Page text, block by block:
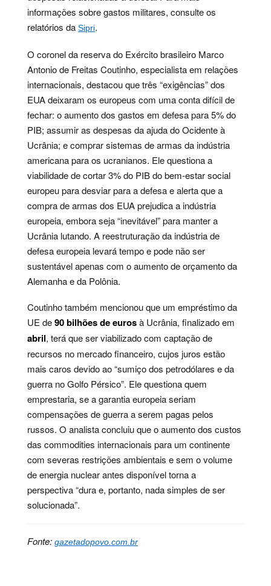
informações sobre gastos militares, consulte os
relatórios da Sipri.
O coronel da reserva do Exército brasileiro Marco
Antonio de Freitas Coutinho, especialista em relações
internacionais, destacou que três “exigências” dos
EUA deixaram os europeus com uma conta difícil de
fechar: o aumento dos gastos em defesa para 5% do
PIB; assumir as despesas da ajuda do Ocidente à
Ucrânia; e comprar sistemas de armas da indústria
americana para os ucranianos. Ele questiona a
viabilidade de cortar 3% do PIB do bem-estar social
europeu para desviar para a defesa e alerta que a
compra de armas dos EUA prejudica a indústria
europeia, embora seja “inevitável” para manter a
Ucrânia lutando. A reestruturação da indústria de
defesa europeia levará tempo e pode não ser
sustentável apenas com o aumento de orçamento da
Alemanha e da Polônia.
Coutinho também mencionou que um empréstimo da
UE de90 bilhões de eurosà Ucrânia, finalizado em
abril, terá que ser viabilizado com captação de
recursos no mercado financeiro, cujos juros estão
mais caros devido ao “sumiço dos petrodólares e da
guerra no Golfo Pérsico”. Ele questiona quem
emprestaria, se a garantia europeia seriam
compensações de guerra a serem pagas pelos
russos. O analista concluiu que o aumento dos custos
das commodities internacionais para um continente
com severas restrições ambientais e sem o volume
de energia nuclear antes disponível torna a
perspectiva “dura e, portanto, nada simples de ser
solucionada”.
Fonte: gazetadopovo.com.br